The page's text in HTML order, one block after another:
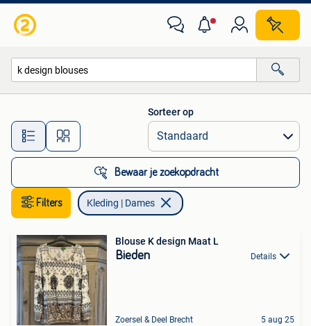
Alle afstanden…
Sorteer op
Bewaar je zoekopdracht
Filters Kleding | Dames
Blouse K design Maat L
Bieden Details
Zoersel & Deel Brecht 5 aug 25